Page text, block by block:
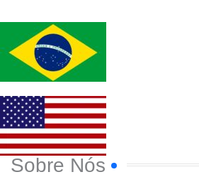
Sobre Nós